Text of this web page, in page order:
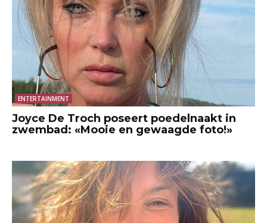
ENTERTAINMENT
Joyce De Troch poseert poedelnaakt in
zwembad: «Mooie en gewaagde foto!»